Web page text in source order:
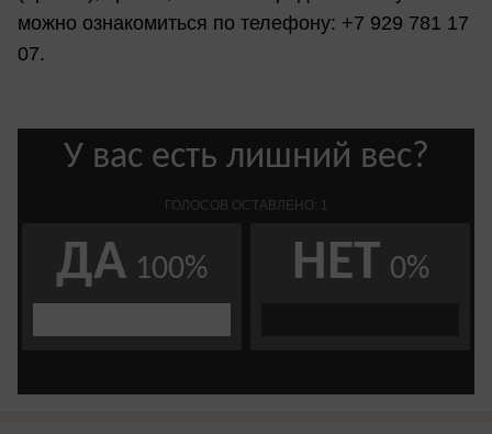
можно ознакомиться по телефону: +7 929 781 17
07.